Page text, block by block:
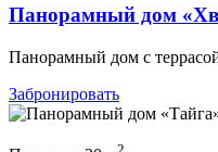
Панорамный дом
Панорамный дом с
Забронировать